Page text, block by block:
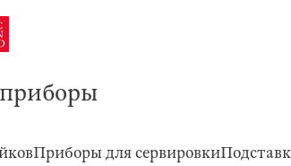
Приборы для сервировки